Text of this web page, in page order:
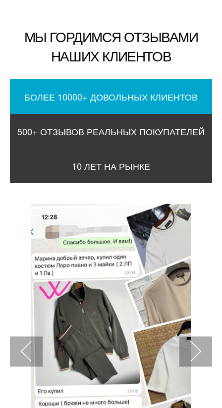
МЫ ГОРДИМСЯ ОТЗЫВАМИ
НАШИХ КЛИЕНТОВ
БОЛЕЕ 10000+ ДОВОЛЬНЫХ КЛИЕНТОВ
500+ ОТЗЫВОВ РЕАЛЬНЫХ ПОКУПАТЕЛЕЙ
10 ЛЕТ НА РЫНКЕ